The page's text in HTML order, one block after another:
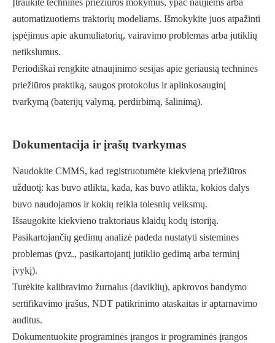
automatizuotiems traktorių modeliams. Išmokykite juos atpažinti
įspėjimus apie akumuliatorių, vairavimo problemas arba jutiklių
netikslumus.
Periodiškai rengkite atnaujinimo sesijas apie geriausią techninės
priežiūros praktiką, saugos protokolus ir aplinkosauginį
tvarkymą (baterijų valymą, perdirbimą, šalinimą).
Dokumentacija ir įrašų tvarkymas
Naudokite CMMS, kad registruotumėte kiekvieną priežiūros
užduotį: kas buvo atlikta, kada, kas buvo atlikta, kokios dalys
buvo naudojamos ir kokių reikia tolesnių veiksmų.
Išsaugokite kiekvieno traktoriaus klaidų kodų istoriją.
Pasikartojančių gedimų analizė padeda nustatyti sistemines
problemas (pvz., pasikartojantį jutiklio gedimą arba terminį
įvykį).
Turėkite kalibravimo žurnalus (daviklių), apkrovos bandymo
sertifikavimo įrašus, NDT patikrinimo ataskaitas ir aptarnavimo
auditus.
Dokumentuokite programinės įrangos ir programinės įrangos